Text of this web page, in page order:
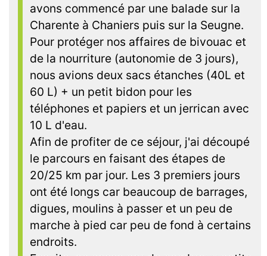
avons commencé par une balade sur la
Charente à Chaniers puis sur la Seugne.
Pour protéger nos affaires de bivouac et
de la nourriture (autonomie de 3 jours),
nous avions deux sacs étanches (40L et
60 L) + un petit bidon pour les
téléphones et papiers et un jerrican avec
10 L d'eau.
Afin de profiter de ce séjour, j'ai découpé
le parcours en faisant des étapes de
20/25 km par jour. Les 3 premiers jours
ont été longs car beaucoup de barrages,
digues, moulins à passer et un peu de
marche à pied car peu de fond à certains
endroits.